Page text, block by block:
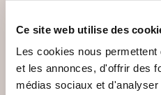
Ce site web utilise des
Les cookies nous
et les annonces, d'offrir des
médias sociaux et
VOUS AIMEREZ